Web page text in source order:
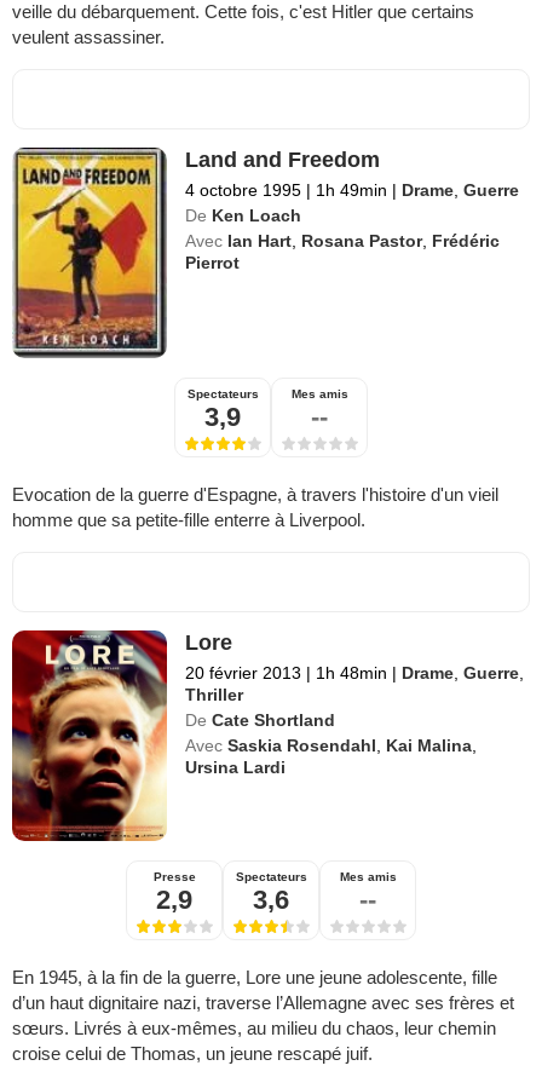
veille du débarquement. Cette fois, c'est Hitler que certains
veulent assassiner.
Land and Freedom
4 octobre 1995 | 1h 49min | Drame,Guerre
De Ken Loach
Avec Ian Hart, Rosana Pastor, Frédéric
Pierrot
Spectateurs
3,9
Mes amis
--
Evocation de la guerre d'Espagne, à travers l'histoire d'un vieil
homme que sa petite-fille enterre à Liverpool.
Lore
20 février 2013 | 1h 48min | Drame,Guerre,
Thriller
De Cate Shortland
Avec Saskia Rosendahl, Kai Malina,
Ursina Lardi
Presse
2,9
Spectateurs
3,6
Mes amis
--
En 1945, à la fin de la guerre, Lore une jeune adolescente, fille
d’un haut dignitaire nazi, traverse l’Allemagne avec ses frères et
sœurs. Livrés à eux-mêmes, au milieu du chaos, leur chemin
croise celui de Thomas, un jeune rescapé juif.